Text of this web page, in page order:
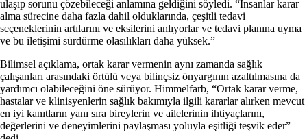
ulaşıp sorunu çözebileceği anlamına geldiğini söyledi. “İnsanlar karar
alma sürecine daha fazla dahil olduklarında, çeşitli tedavi
seçeneklerinin artılarını ve eksilerini anlıyorlar ve tedavi planına uyma
ve bu iletişimi sürdürme olasılıkları daha yüksek.”
Bilimsel açıklama, ortak karar vermenin aynı zamanda sağlık
çalışanları arasındaki örtülü veya bilinçsiz önyargının azaltılmasına da
yardımcı olabileceğini öne sürüyor. Himmelfarb, “Ortak karar verme,
hastalar ve klinisyenlerin sağlık bakımıyla ilgili kararlar alırken mevcut
en iyi kanıtların yanı sıra bireylerin ve ailelerinin ihtiyaçlarını,
değerlerini ve deneyimlerini paylaşması yoluyla eşitliği teşvik eder”